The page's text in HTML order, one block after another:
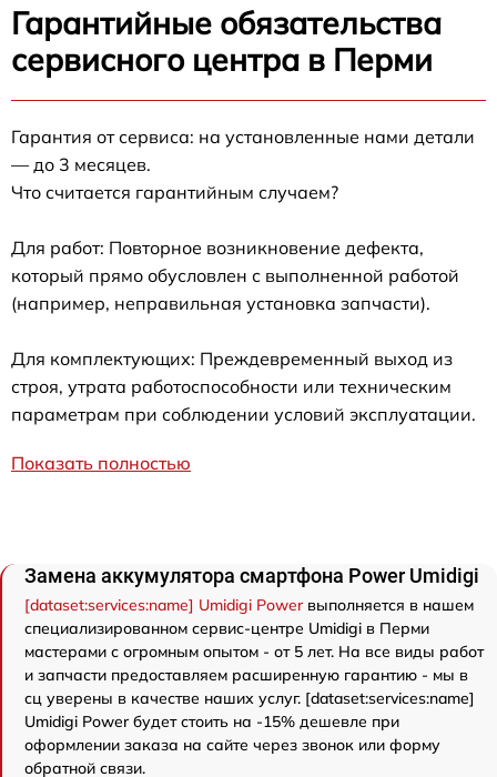
Гарантийные обязательства
сервисного центра в Перми
Гарантия от сервиса: на установленные нами детали
— до 3 месяцев.
Что считается гарантийным случаем?
Для работ: Повторное возникновение дефекта,
который прямо обусловлен с выполненной работой
(например, неправильная установка запчасти).
Для комплектующих: Преждевременный выход из
строя, утрата работоспособности или техническим
параметрам при соблюдении условий эксплуатации.
Показать полностью
Замена аккумулятора смартфона Power Umidigi
[dataset:services:name] Umidigi Powerвыполняется в нашем
специализированном сервис-центре Umidigi в Перми
мастерами с огромным опытом - от 5 лет. На все виды работ
и запчасти предоставляем расширенную гарантию - мы в
сц уверены в качестве наших услуг. [dataset:services:name]
Umidigi Power будет стоить на -15% дешевле при
оформлении заказа на сайте через звонок или форму
обратной связи.